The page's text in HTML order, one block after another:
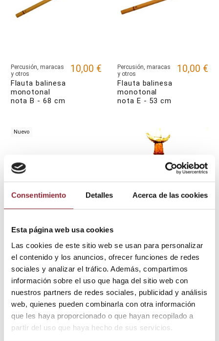
Consentimiento Detalles Acerca de las cookies
Esta página web usa cookies
Las cookies de este sitio web se usan para personalizar
el contenido y los anuncios, ofrecer funciones de redes
sociales y analizar el tráfico. Además, compartimos
información sobre el uso que haga del sitio web con
nuestros partners de redes sociales, publicidad y análisis
web, quienes pueden combinarla con otra información
que les haya proporcionado o que hayan recopilado a
partir del uso que haya hecho de sus servicios.
Percusión, maracas
y otros
Flauta balinesa
monotonal
nota B - 68 cm
10,00 €
Percusión, maracas
y otros
Flauta balinesa
monotonal
nota E - 53 cm
10,00 €
Nuevo
Percusión, maracas
y otros
Flauta balinesa
monotonal
nota F - 47 cm
10,00 €
Percusión, maracas
y otros
Flauta madera
15,00 €